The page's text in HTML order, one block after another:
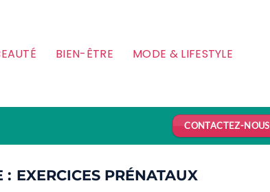
BIEN-ÊTRE MODE & LIFESTYLE
CONTACTEZ-NOUS
EXERCICES PRÉNATAUX